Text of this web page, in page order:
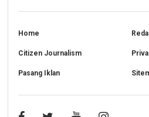
Home
Citizen Journalism
Pasang Iklan